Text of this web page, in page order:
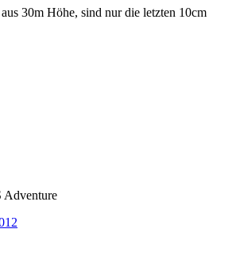
30m Höhe, sind nur die letzten 10cm